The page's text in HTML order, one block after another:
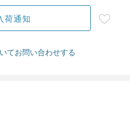
荷通知
てお問い合わせする